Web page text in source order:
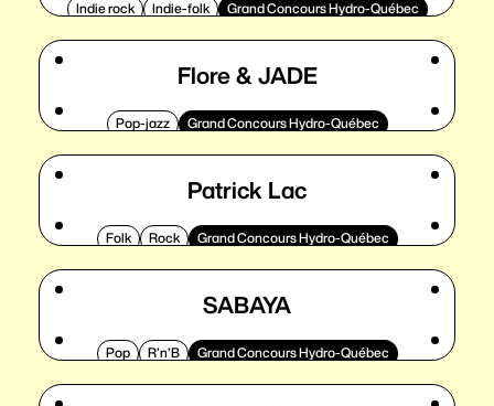
Indie rock Indie-folk Grand Concours Hydro-Québec
Flore & JADE
Pop-jazz Grand Concours Hydro-Québec
Patrick Lac
Folk Rock Grand Concours Hydro-Québec
SABAYA
Pop R’n’B Grand Concours Hydro-Québec